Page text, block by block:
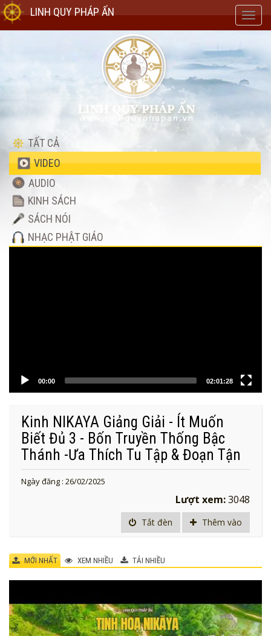
LINH QUY PHÁP ẤN
TẤT CẢ
VIDEO
AUDIO
KINH SÁCH
SÁCH NÓI
NHẠC PHẬT GIÁO
00:00 02:01:28
Kinh NIKAYA Giảng Giải - Ít Muốn
Biết Đủ 3 - Bốn Truyền Thống Bậc
Thánh -Ưa Thích Tu Tập & Đoạn Tận
Ngày đăng : 26/02/2025
Lượt xem:3048
Tắt đèn Thêm vào
MỚI NHẤT XEM NHIỀU TẢI NHIỀU